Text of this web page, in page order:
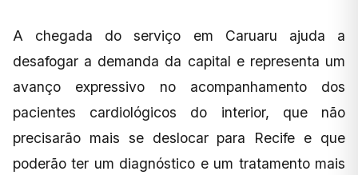
A chegada do serviço em Caruaru ajuda a
desafogar a demanda da capital e representa um
avanço expressivo no acompanhamento dos
pacientes cardiológicos do interior, que não
precisarão mais se deslocar para Recife e que
poderão ter um diagnóstico e um tratamento mais